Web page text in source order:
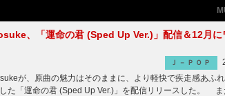
、「運命の君 (Sped Up Ver.)」配信＆12月に
Ｊ－ＰＯＰ
が、原曲の魅力はそのままに、より軽快で疾走感あふ
た「運命の君 (Sped Up Ver.)」を配信リリースした。 ま